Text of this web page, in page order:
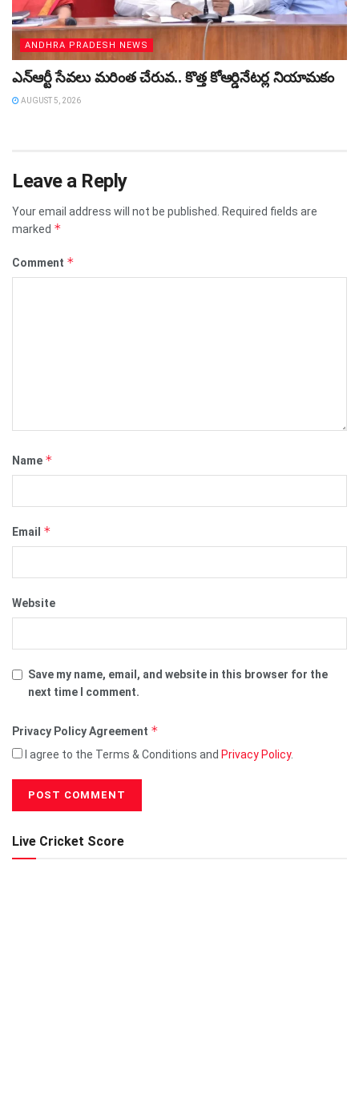
ANDHRA PRADESH NEWS
ఎన్ఆర్టీ సేవలు మరింత చేరువ.. కొత్త కోఆర్డినేటర్ల నియామకం
AUGUST 5, 2026
Leave a Reply
Your email address will not be published. Required fields are
marked *
Comment *
Name *
Email *
Website
Save my name, email, and website in this browser for the
next time I comment.
Privacy Policy Agreement *
I agree to the Terms & Conditions and Privacy Policy.
Live Cricket Score